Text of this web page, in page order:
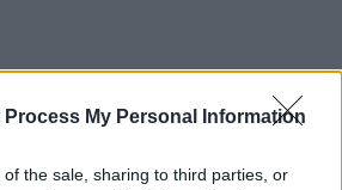
Process My Personal Information
the sale, sharing to third parties, or